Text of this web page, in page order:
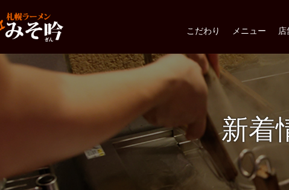
こだわり メニュー 店
新着